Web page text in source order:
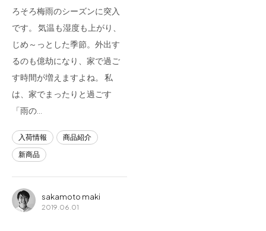
フラッグシップストア
熊本店
Arv
ろそろ梅雨のシーズンに突入
です。 気温も湿度も上がり、
じめ～っとした季節。外出す
るのも億劫になり、家で過ご
す時間が増えますよね。 私
は、家でまったりと過ごす
「雨の…
入荷情報
商品紹介
新商品
sakamoto maki
2019.06.01